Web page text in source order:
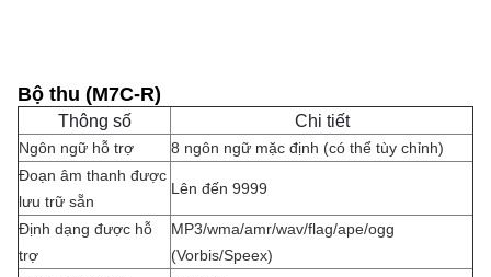
Bộ thu (M7C-R)
Thông số Chi tiết
Ngôn ngữ hỗ trợ
8 ngôn ngữ mặc định (có thể tùy chỉnh)
Đoạn âm thanh được
lưu trữ sẵn
Lên đến 9999
Định dạng được hỗ
trợ
MP3/wma/amr/wav/flag/ape/ogg
(Vorbis/Speex)